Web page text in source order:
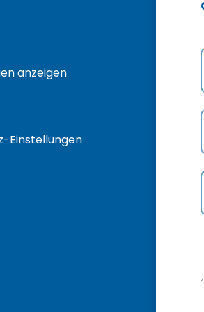
anzeigen
Einstellungen